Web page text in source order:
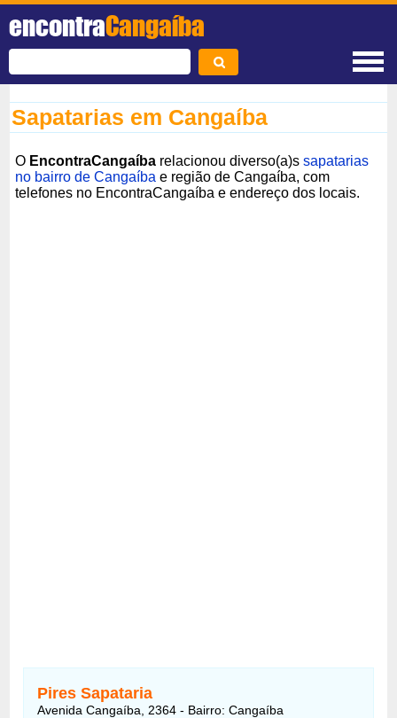
encontraCangaíba
Sapatarias em Cangaíba
O EncontraCangaíba relacionou diverso(a)ssapatarias
no bairro de Cangaíba e região de Cangaíba, com
telefones no EncontraCangaíba e endereço dos locais.
Pires Sapataria
Avenida Cangaíba, 2364 - Bairro: Cangaíba